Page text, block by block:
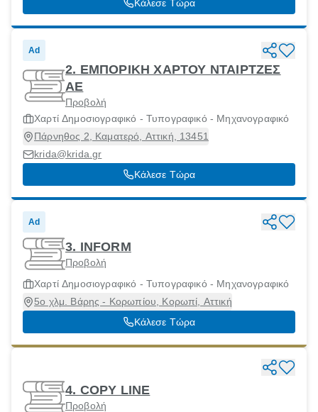
Κάλεσε Τώρα
Ad
2. ΕΜΠΟΡΙΚΗ ΧΑΡΤΟΥ ΝΤΑΙΡΤΖΕΣ
ΑΕ
Προβολή
Χαρτί Δημοσιογραφικό - Τυπογραφικό - Μηχανογραφικό
Πάρνηθος 2, Καματερό, Αττική, 13451
krida@krida.gr
Κάλεσε Τώρα
Ad
3. INFORM
Προβολή
Χαρτί Δημοσιογραφικό - Τυπογραφικό - Μηχανογραφικό
5ο χλμ. Βάρης - Κορωπίου, Κορωπί, Αττική
Κάλεσε Τώρα
4. COPY LINE
Προβολή